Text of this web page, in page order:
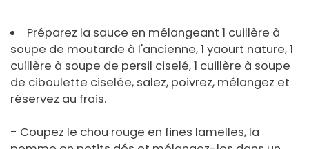
Préparez la sauce en mélangeant 1 cuillère à
soupe de moutarde à l'ancienne, 1 yaourt nature, 1
cuillère à soupe de persil ciselé, 1 cuillère à soupe
de ciboulette ciselée, salez, poivrez, mélangez et
réservez au frais.
- Coupez le chou rouge en fines lamelles, la